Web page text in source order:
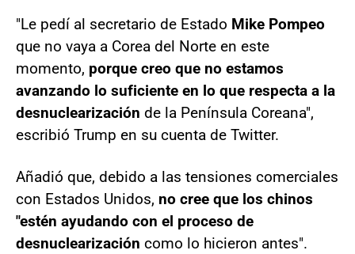
"Le pedí al secretario de Estado Mike Pompeo
que no vaya a Corea del Norte en este
momento, porque creo que no estamos
avanzando lo suficiente en lo que respecta a la
desnuclearización de la Península Coreana",
escribió Trump en su cuenta de Twitter.
Añadió que, debido a las tensiones comerciales
con Estados Unidos, no cree que los chinos
"estén ayudando con el proceso de
desnuclearización como lo hicieron antes".